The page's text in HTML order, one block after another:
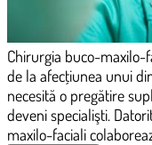
Chirurgia buco-maxilo-
de la afecţiunea unui
necesită o pregătire
deveni specialişti.
maxilo-faciali